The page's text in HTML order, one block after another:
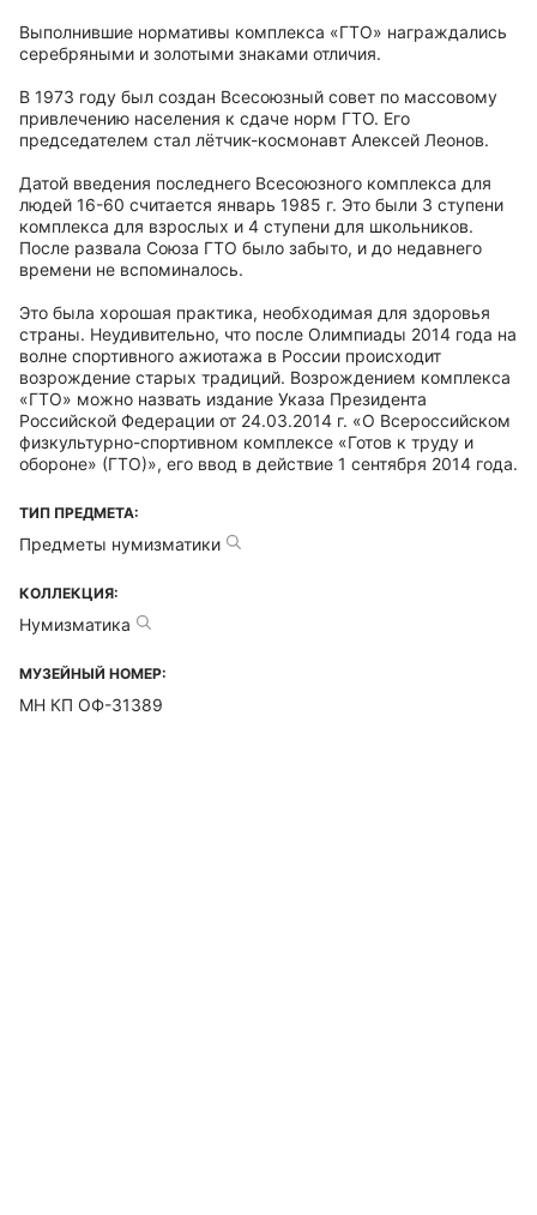
Выполнившие нормативы комплекса «ГТО» награждались
серебряными и золотыми знаками отличия.
В 1973 году был создан Всесоюзный совет по массовому
привлечению населения к сдаче норм ГТО. Его
председателем стал лётчик-космонавт Алексей Леонов.
Датой введения последнего Всесоюзного комплекса для
людей 16-60 считается январь 1985 г. Это были 3 ступени
комплекса для взрослых и 4 ступени для школьников.
После развала Союза ГТО было забыто, и до недавнего
времени не вспоминалось.
Это была хорошая практика, необходимая для здоровья
страны. Неудивительно, что после Олимпиады 2014 года на
волне спортивного ажиотажа в России происходит
возрождение старых традиций. Возрождением комплекса
«ГТО» можно назвать издание Указа Президента
Российской Федерации от 24.03.2014 г. «О Всероссийском
физкультурно-спортивном комплексе «Готов к труду и
обороне» (ГТО)», его ввод в действие 1 сентября 2014 года.
ТИП ПРЕДМЕТА:
Предметы нумизматики
КОЛЛЕКЦИЯ:
Нумизматика
МУЗЕЙНЫЙ НОМЕР:
МН КП ОФ-31389